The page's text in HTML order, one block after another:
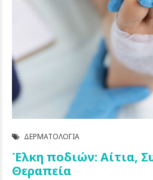
ΔΕΡΜΑΤΟΛΟΓΊΑ
Έλκη ποδιών: Αίτια,
Θεραπεία